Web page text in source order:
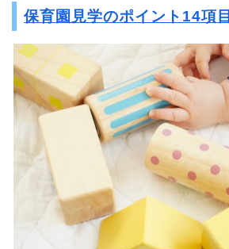
保育園見学のポイント14項目